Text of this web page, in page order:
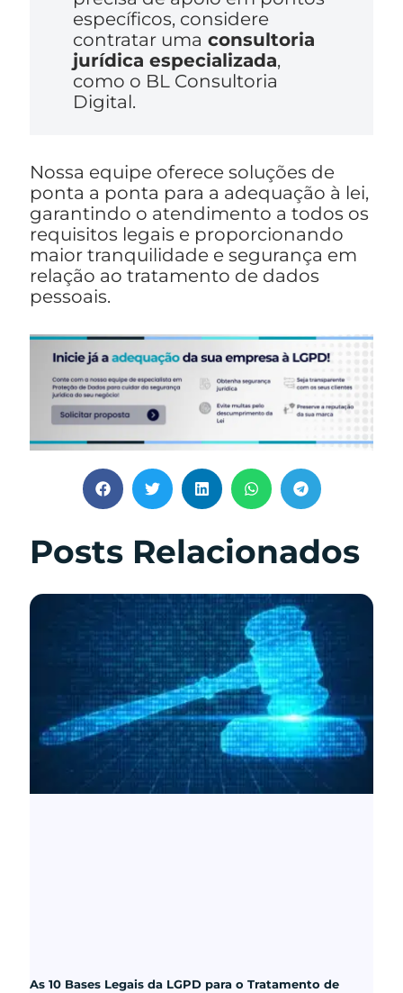
específicos, considere
contratar uma consultoria
jurídica especializada,
como o BL Consultoria
Digital.
Nossa equipe oferece soluções de
ponta a ponta para a adequação à lei,
garantindo o atendimento a todos os
requisitos legais e proporcionando
maior tranquilidade e segurança em
relação ao tratamento de dados
pessoais.
Posts Relacionados
As 10 Bases Legais da LGPD para o Tratamento de